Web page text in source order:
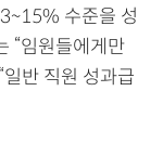
수준을 성
“임원들에게만
반 직원 성과급